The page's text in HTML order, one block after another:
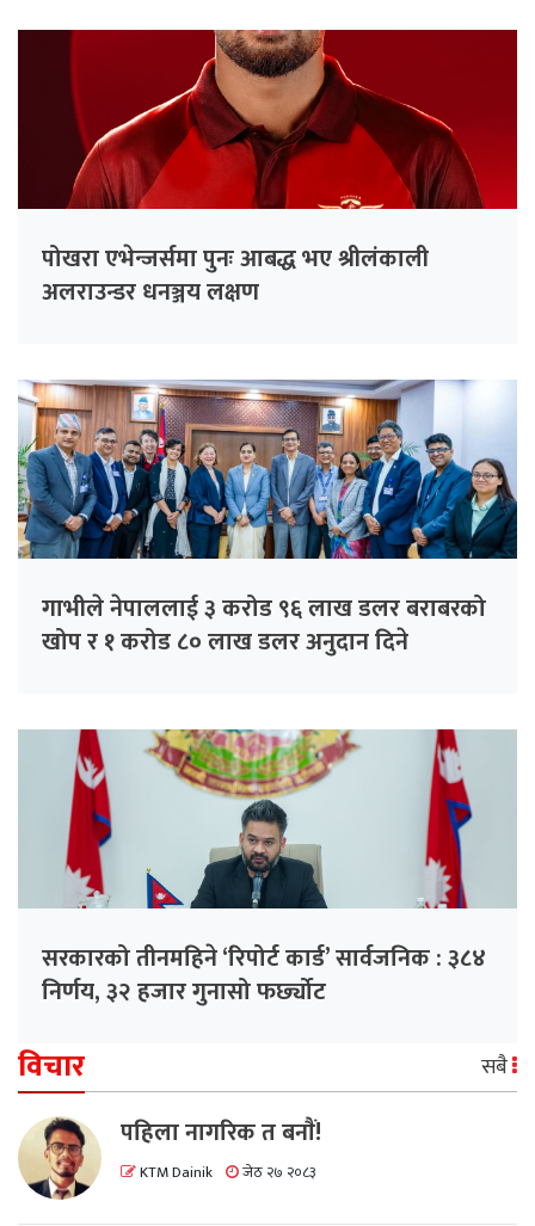
पोखरा एभेन्जर्समा पुनः आबद्ध भए श्रीलंकाली
अलराउन्डर धनञ्जय लक्षण
गाभीले नेपाललाई ३ करोड ९६ लाख डलर बराबरको
खोप र १ करोड ८० लाख डलर अनुदान दिने
सरकारको तीनमहिने ‘रिपोर्ट कार्ड’ सार्वजनिक : ३८४
निर्णय, ३२ हजार गुनासो फर्छ्योट
विचार सबै
पहिला नागरिक त बनाैं!
KTM Dainik जेठ २७ २०८३